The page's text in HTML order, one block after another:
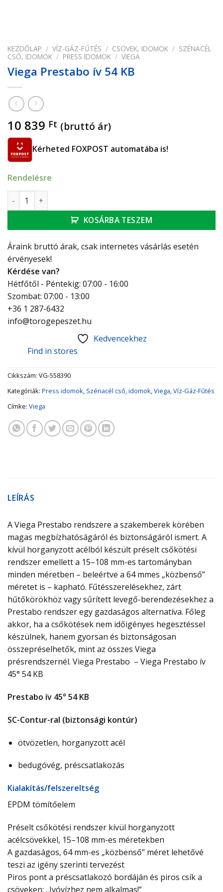
KEZDŐLAP / VÍZ-GÁZ-FŰTÉS / CSÖVEK, IDOMOK / SZÉNACÉL
CSŐ, IDOMOK / PRESS IDOMOK / VIEGA
Viega Prestabo ív 54 KB
10 839 Ft (bruttó ár)
Kérheted FOXPOST automatába is!
Rendelésre
Viega Prestabo ív 54 KB mennyiség
KOSÁRBA TESZEM
Áraink bruttó árak, csak internetes vásárlás esetén
érvényesek!
Kérdése van?
Hétfőtől - Péntekig: 07:00 - 16:00
Szombat: 07:00 - 13:00
+36 1 287-6432
info@torogepeszet.hu
Kedvencekhez
Find in stores
Cikkszám: VG-558390
Kategóriák: Press idomok, Szénacél cső, idomok,Viega,Víz-Gáz-Fűtés
Címke: Viega
LEÍRÁS
A Viega Prestabo rendszere a szakemberek körében
magas megbízhatóságáról és biztonságáról ismert. A
kívül horganyzott acélból készült préselt csőkötési
rendszer emellett a 15–108 mm-es tartományban
minden méretben – beleértve a 64 mmes „közbenső”
méretet is – kapható. Fűtésszerelésekhez, zárt
hűtőkörökhöz vagy sűrített levegő-berendezésekhez a
Prestabo rendszer egy gazdaságos alternatíva. Főleg
akkor, ha a csőkötések nem időigényes hegesztéssel
készülnek, hanem gyorsan és biztonságosan
összepréselhetők, mint az összes Viega
présrendszernél. Viega Prestabo – Viega Prestabo ív
45° 54 KB
Prestabo ív 45° 54 KB
SC-Contur-ral (biztonsági kontúr)
ötvözetlen, horganyzott acél
bedugóvég, préscsatlakozás
Ki­ala­kí­tás/­fel­sze­relt­ség
EPDM tömítőelem
Préselt csőkötési rendszer kívül horganyzott
acélcsövekkel, 15–108 mm-es méretekben
A gazdaságos, 64 mm-es „közbenső” méret lehetővé
teszi az igény szerinti tervezést
Piros pont a préscsatlakozó bordáján és piros csík a
csöveken: „Ivóvízhez nem alkalmas!”